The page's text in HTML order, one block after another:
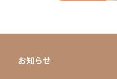
お知らせ